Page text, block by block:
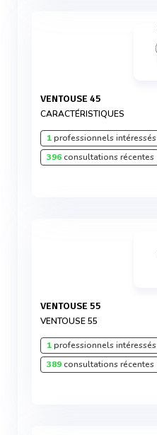
VENTOUSE 45
CARACTÉRISTIQUES
1professionnels intéressés
396consultations récentes
VENTOUSE 55
VENTOUSE 55
1professionnels intéressés
389consultations récentes